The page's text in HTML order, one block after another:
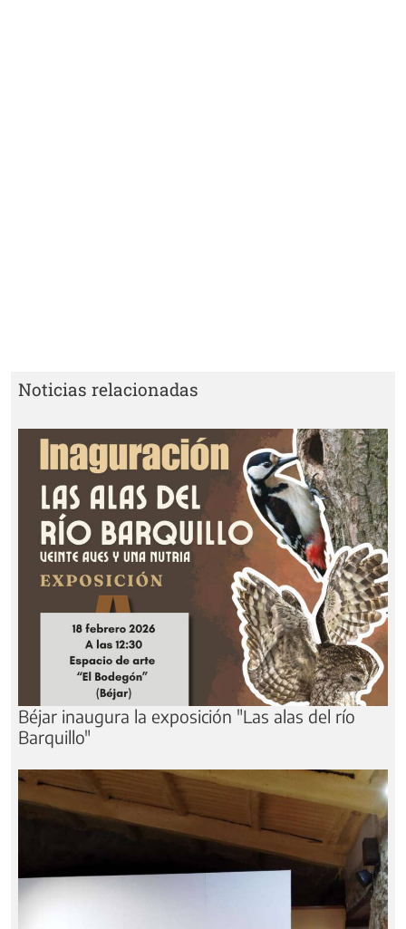
Noticias relacionadas
Béjar inaugura la exposición "Las alas del río
Barquillo"